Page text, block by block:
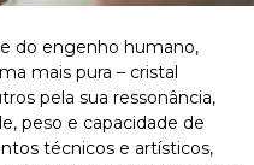
do engenho humano,
mais pura – cristal
pela sua ressonância,
peso e capacidade de
técnicos e artísticos,